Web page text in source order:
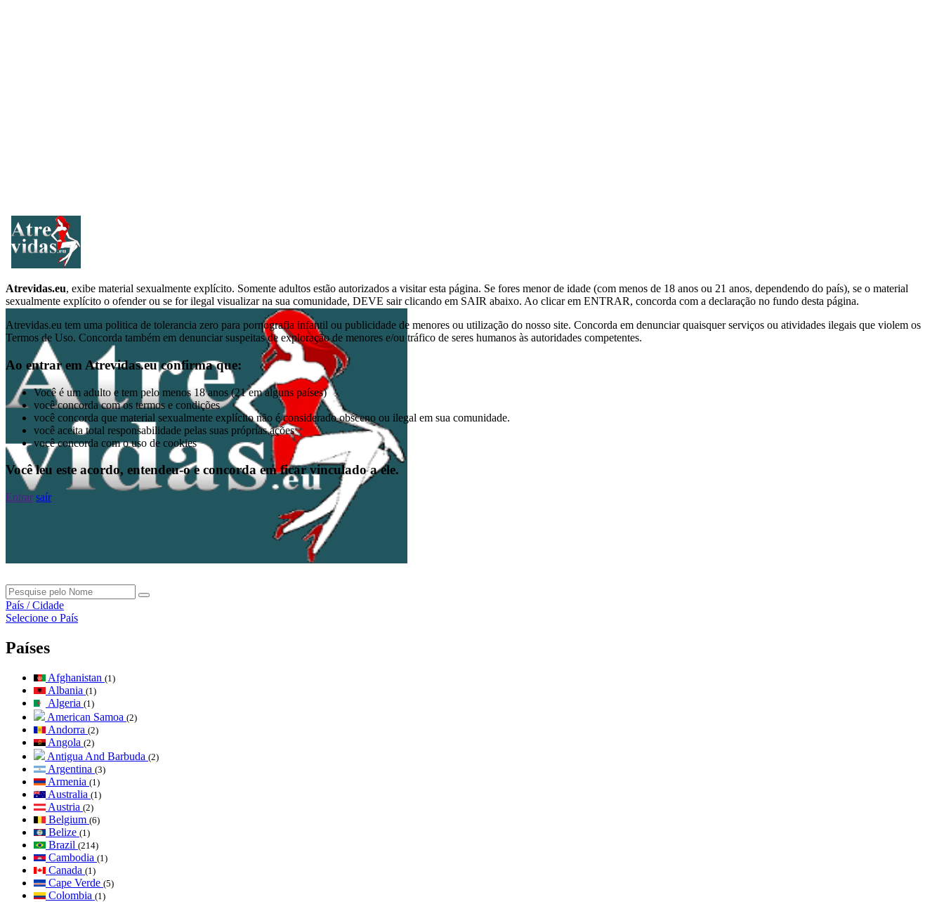
Atrevidas.eu, exibe material sexualmente explícito. Somente adultos estão autorizados a visitar esta página. Se fores menor de idade (com menos de 18 anos ou 21 anos, dependendo do país), se o material
sexualmente explícito o ofender ou se for ilegal visualizar na sua comunidade, DEVE sair clicando em SAIR abaixo. Ao clicar em ENTRAR, concorda com a declaração no fundo desta página.
Atrevidas.eu tem uma politica de tolerancia zero para pornografia infantil ou publicidade de menores ou utilização do nosso site. Concorda em denunciar quaisquer serviços ou atividades ilegais que violem os
Termos de Uso. Concorda também em denunciar suspeitas de exploração de menores e/ou tráfico de seres humanos às autoridades competentes.
Ao entrar em Atrevidas.eu confirma que:
Você é um adulto e tem pelo menos 18 anos (21 em alguns países)
você concorda com os termos e condições
você concorda que material sexualmente explícito não é considerado obsceno ou ilegal em sua comunidade.
você aceita total responsabilidade pelas suas próprias ações
você concorda com o uso de cookies
Você leu este acordo, entendeu-o e concorda em ficar vinculado a ele.
Entrar saír
País / Cidade
Selecione o País
Países
Afghanistan (1)
Albania (1)
Algeria (1)
American Samoa (2)
Andorra (2)
Angola (2)
Antigua And Barbuda (2)
Argentina (3)
Armenia (1)
Australia (1)
Austria (2)
Belgium (6)
Belize (1)
Brazil (214)
Cambodia (1)
Canada (1)
Cape Verde (5)
Colombia (1)